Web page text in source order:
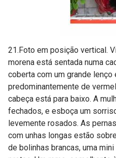
21.Foto em posição vertical.
morena está sentada numa
coberta com um grande lenço
predominantemente de
cabeça está para baixo. A
fechados, e esboça um
levemente rosados. As
com unhas longas estão
de bolinhas brancas, uma